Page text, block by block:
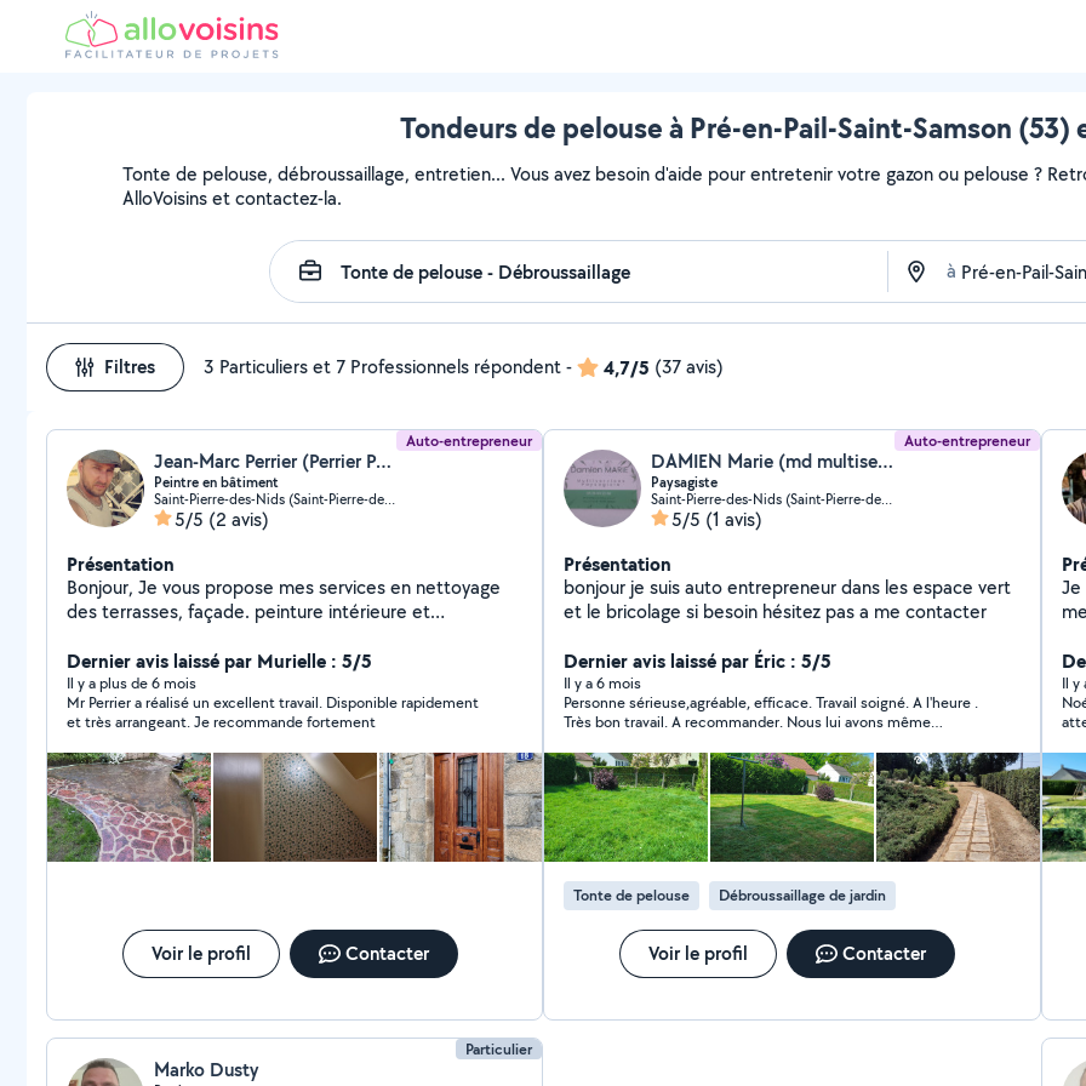
Tondeurs de pelouse à Pré-en-Pail-Saint-Samson
Tonte de pelouse, débroussaillage, entretien... Vous avez besoin d'aide pour entretenir votre gazon ou pelouse ?
AlloVoisins et contactez-la.
à
Filtres 3 Particuliers et 7 Professionnels répondent- 4,7/5 (37 avis)
Auto-entrepreneur
Jean-Marc Perrier (Perrier Peinture)
Peintre en bâtiment
Saint-Pierre-des-Nids (Saint-Pierre-des-Nids)
5/5 (2 avis)
Présentation
Bonjour, Je vous propose mes services en nettoyage
des terrasses, façade. peinture intérieure et
stratifié et pvc.
Dernier avis laissé par Murielle : 5/5
Il y a plus de 6 mois
Mr Perrier a réalisé un excellent travail. Disponible rapidement
et très arrangeant. Je recommande fortement
Voir le profil Contacter
Auto-entrepreneur
DAMIEN Marie (md multiservices)
Paysagiste
Saint-Pierre-des-Nids (Saint-Pierre-des-Nids)
5/5 (1 avis)
Présentation
bonjour je suis auto entrepreneur dans les espace vert
et le bricolage si besoin hésitez pas a me contacter
Dernier avis laissé par Éric : 5/5
Il y a 6 mois
Personne sérieuse,agréable, efficace. Travail soigné. A l'heure .
Très bon travail. A recommander. Nous lui avons même
Tonte de pelouse Débroussaillage de jardin
Voir le profil Contacter
Je
... J'adore travailler le bois, une belle matière noble à
!
Il y
lui !
Particulier
Marko Dusty